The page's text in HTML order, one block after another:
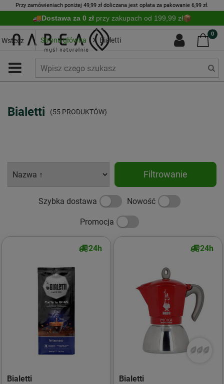
Przy zamówieniach poniżej 49,99 zł doliczana jest opłata za pakowanie 6,99 zł.
Dostawa za 0 zł przy zakupach od 199,99 zł
0
Wstecz Strona główna Bialetti
Bialetti (55 PRODUKTÓW)
Filtrowanie
Szybka dostawa Nowość
Promocja
24h
Bialetti
24h
Bialetti